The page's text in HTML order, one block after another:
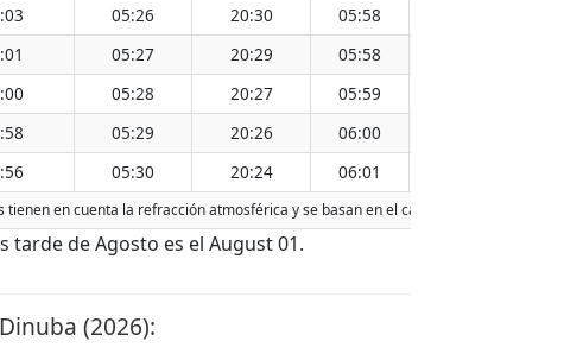
05:26 20:30 05:58
05:27 20:29 05:58
05:28 20:27 05:59
05:29 20:26 06:00
05:30 20:24 06:01
en cuenta la refracción atmosférica y se basan en el calendario gregoriano.
tarde de Agosto es el August 01.
(2026):